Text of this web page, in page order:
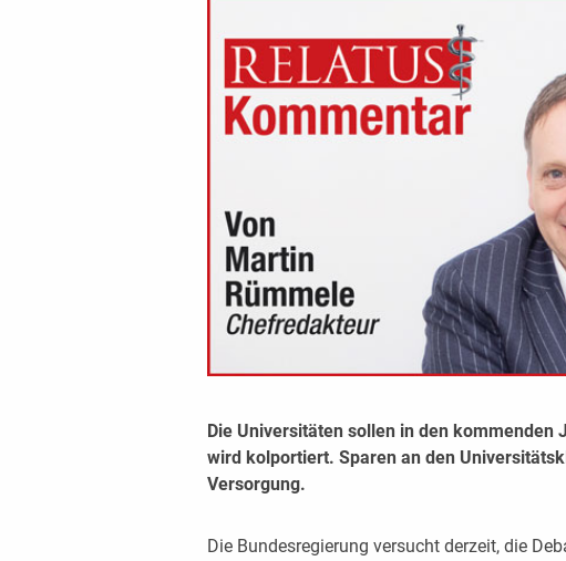
Die Universitäten sollen in den kommenden
wird kolportiert. Sparen an den
Versorgung.
Die Bundesregierung versucht derzeit, die